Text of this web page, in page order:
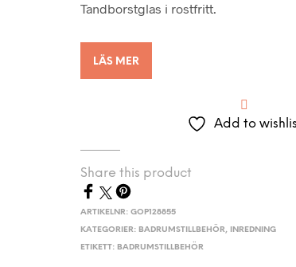
Tandborstglas i rostfritt.
LÄS MER
Add to
Share this product
ARTIKELNR:GOP128855
KATEGORIER: BADRUMSTILLBEHÖR,
INREDNING
ETIKETT: BADRUMSTILLBEHÖR